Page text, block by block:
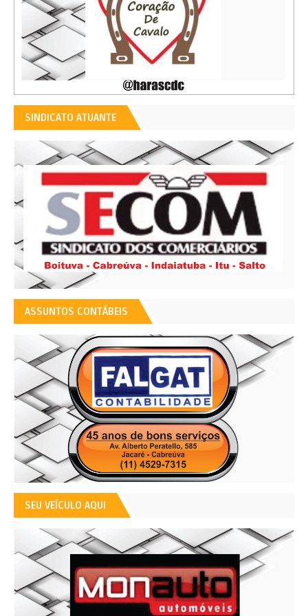
SINDICATO ATUANTE
ASSUNTOS CONTÁBEIS
SEU VEÍCULO AQUI